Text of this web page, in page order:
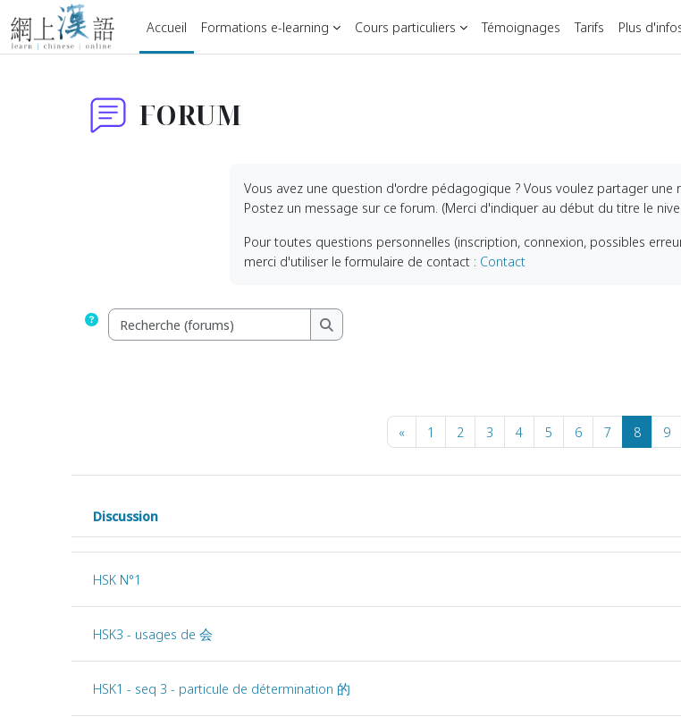
Passer au contenu principal
Accueil
Formations e-learning Cours particuliers Témoignages Tarifs Plus
FORUM
Vous avez une question d'ordre pédagogique ? Vous voulez partager une
Postez un message sur ce forum. (Merci d'indiquer au début du titre le
Pour toutes questions personnelles (inscription, connexion, possibles
merci d'utiliser le formulaire de contact : Contact
Recherche (forums)
Recherche (forums)
«Page précédente
1 Page 1
2Page 2
3Page 3
4Page 4
5Page 5
6Page 6
7Page 7
8Page 8
9
Statut
Discussion
HSK N°1
HSK3 - usages de 会
HSK1 - seq 3 - particule de détermination 的